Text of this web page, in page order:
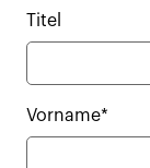
Titel
Vorname*